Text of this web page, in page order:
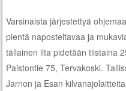
Varsinaista järjestettyä
pientä naposteltavaa ja
tällainen ilta pidetään tiistaina
Paistontie 75, Tervakoski.
Jarnon ja Esan